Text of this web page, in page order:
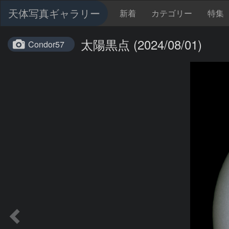
天体写真ギャラリー 新着 カテゴリー 特集
Condor57 太陽黒点 (2024/08/01)